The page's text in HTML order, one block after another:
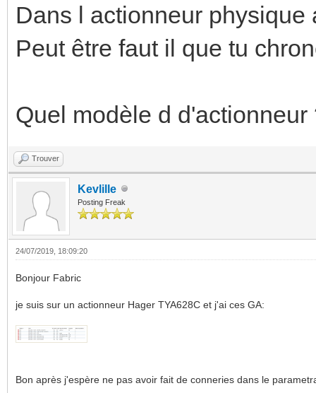
Dans l actionneur physique
Peut être faut il que tu
Quel modèle d d'actionneur
Trouver
Kevlille
Posting Freak
24/07/2019, 18:09:20
Bonjour Fabric
je suis sur un actionneur Hager TYA628C et j'ai ces GA:
Bon après j'espère ne pas avoir fait de conneries dans le